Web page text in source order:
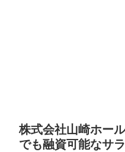
株式会社山崎ホー
でも融資可能なサ